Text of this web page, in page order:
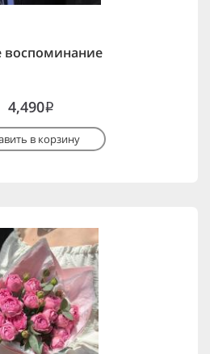
воспоминание
4,490i
в корзину